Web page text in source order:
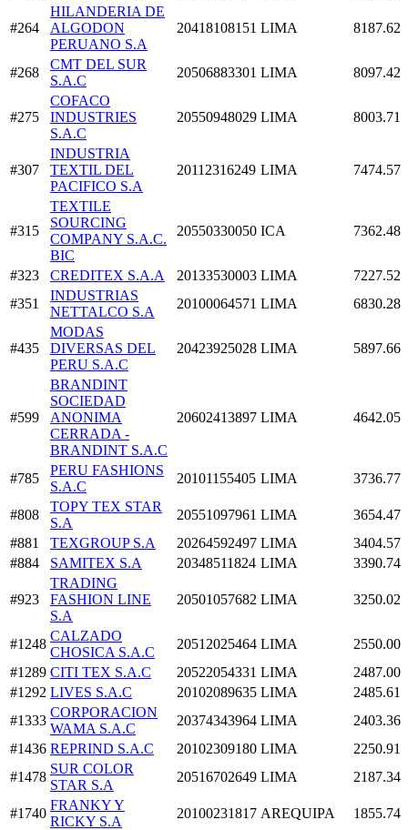
#264
HILANDERIA DE
ALGODON
PERUANO S.A
20418108151 LIMA 8187.62
#268
CMT DEL SUR
S.A.C
20506883301 LIMA 8097.42
#275
COFACO
INDUSTRIES
S.A.C
20550948029 LIMA 8003.71
#307
INDUSTRIA
TEXTIL DEL
PACIFICO S.A
20112316249 LIMA 7474.57
#315
TEXTILE
SOURCING
COMPANY S.A.C.
BIC
20550330050 ICA 7362.48
#323 CREDITEX S.A.A 20133530003 LIMA
7227.52
#351
INDUSTRIAS
NETTALCO S.A
20100064571 LIMA 6830.28
#435
MODAS
DIVERSAS DEL
PERU S.A.C
20423925028 LIMA 5897.66
#599
BRANDINT
SOCIEDAD
ANONIMA
CERRADA -
BRANDINT S.A.C
20602413897 LIMA 4642.05
#785
PERU FASHIONS
S.A.C
20101155405 LIMA 3736.77
#808
TOPY TEX STAR
S.A
20551097961 LIMA
3654.47
#881
TEXGROUP S.A 20264592497 LIMA
3404.57
#884
SAMITEX S.A 20348511824 LIMA 3390.74
#923
TRADING
FASHION LINE
S.A
20501057682 LIMA 3250.02
#1248
CALZADO
CHOSICA S.A.C
20512025464 LIMA
2550.00
#1289 CITI TEX S.A.C 20522054331 LIMA
2487.00
#1292 LIVES S.A.C 20102089635 LIMA
2485.61
#1333
CORPORACION
WAMA S.A.C
20374343964 LIMA
2403.36
#1436 REPRIND S.A.C 20102309180 LIMA
2250.91
#1478
SUR COLOR
STAR S.A
20516702649 LIMA 2187.34
#1740
FRANKY Y
RICKY S.A
20100231817 AREQUIPA
1855.74